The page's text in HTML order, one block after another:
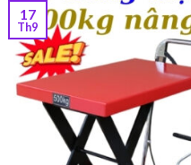
17
Th9